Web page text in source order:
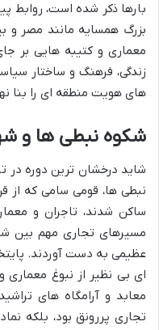
بارها ذکر شده است، روابط
بزرگ همسایه مانند مصر و
معماری و کتیبه هایی بر
زندگی، فرهنگ و ساختار
های هویت منطقه ای را بنا
شکوه نبطی ها و
شاید درخشان ترین دوره در
نبطی ها، قومی سامی که از
ساکن شدند، تاجران و
مسیرهای تجاری مهم بین
عظیمی به دست آوردند.
ای بی نظیر از نبوغ
معابد و آرامگاه های
تجاری پررونق بود، بلکه